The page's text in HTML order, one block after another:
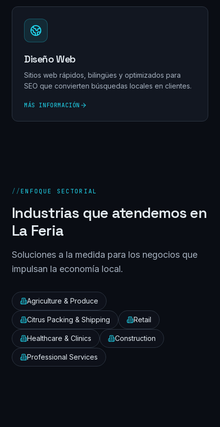
Diseño Web
Sitios web rápidos, bilingües y optimizados para
SEO que convierten búsquedas locales en clientes.
MÁS INFORMACIÓN
//ENFOQUE SECTORIAL
Industrias que atendemos en
La Feria
Soluciones a la medida para los negocios que
impulsan la economía local.
Agriculture & Produce
Citrus Packing & Shipping Retail
Healthcare & Clinics Construction
Professional Services